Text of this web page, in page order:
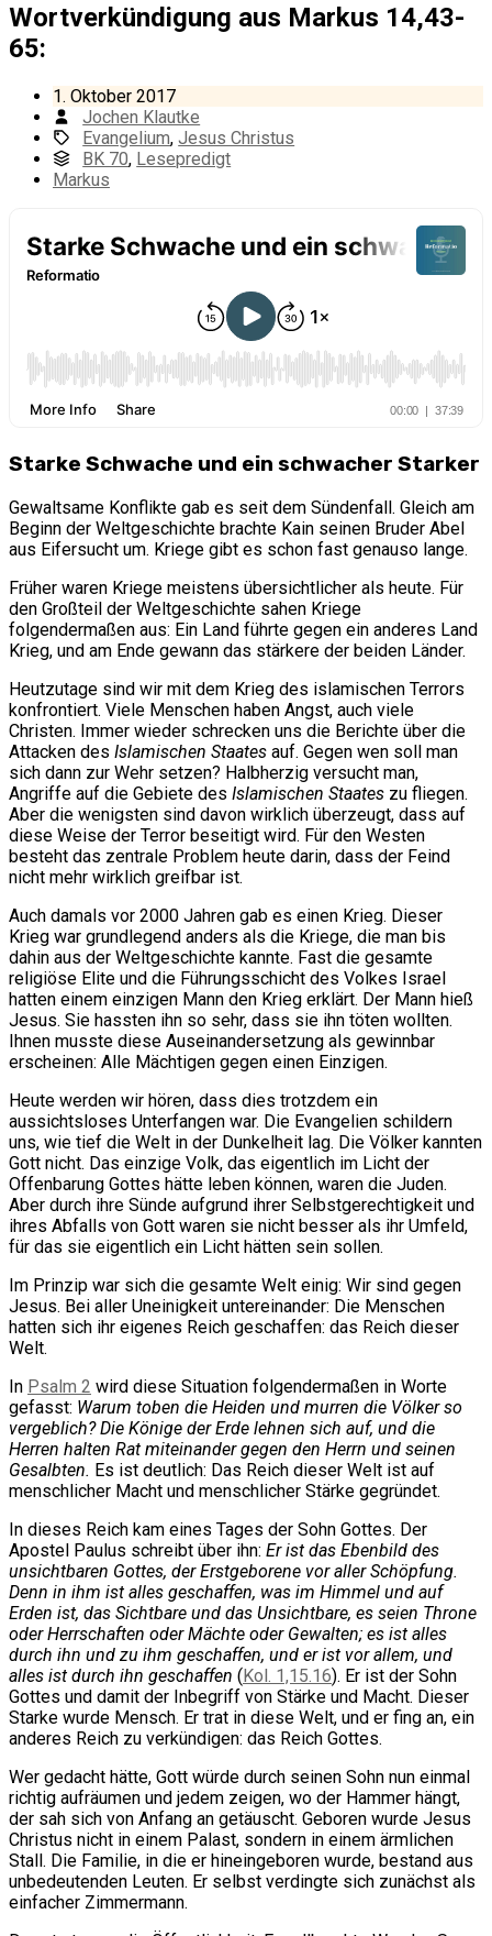
Wortverkündigung aus Markus 14,43-
65:
1. Oktober 2017
Jochen Klautke
Evangelium,Jesus Christus
BK 70, Lesepredigt
Markus
Starke Schwache und ein schwacher Starker
Gewaltsame Konflikte gab es seit dem Sündenfall. Gleich am
Beginn der Weltgeschichte brachte Kain seinen Bruder Abel
aus Eifersucht um. Kriege gibt es schon fast genauso lange.
Früher waren Kriege meistens übersichtlicher als heute. Für
den Großteil der Weltgeschichte sahen Kriege
folgendermaßen aus: Ein Land führte gegen ein anderes Land
Krieg, und am Ende gewann das stärkere der beiden Länder.
Heutzutage sind wir mit dem Krieg des islamischen Terrors
konfrontiert. Viele Menschen haben Angst, auch viele
Christen. Immer wieder schrecken uns die Berichte über die
Attacken des Islamischen Staates auf. Gegen wen soll man
sich dann zur Wehr setzen? Halbherzig versucht man,
Angriffe auf die Gebiete des Islamischen Staates zu fliegen.
Aber die wenigsten sind davon wirklich überzeugt, dass auf
diese Weise der Terror beseitigt wird. Für den Westen
besteht das zentrale Problem heute darin, dass der Feind
nicht mehr wirklich greifbar ist.
Auch damals vor 2000 Jahren gab es einen Krieg. Dieser
Krieg war grundlegend anders als die Kriege, die man bis
dahin aus der Weltgeschichte kannte. Fast die gesamte
religiöse Elite und die Führungsschicht des Volkes Israel
hatten einem einzigen Mann den Krieg erklärt. Der Mann hieß
Jesus. Sie hassten ihn so sehr, dass sie ihn töten wollten.
Ihnen musste diese Auseinandersetzung als gewinnbar
erscheinen: Alle Mächtigen gegen einen Einzigen.
Heute werden wir hören, dass dies trotzdem ein
aussichtsloses Unterfangen war. Die Evangelien schildern
uns, wie tief die Welt in der Dunkelheit lag. Die Völker kannten
Gott nicht. Das einzige Volk, das eigentlich im Licht der
Offenbarung Gottes hätte leben können, waren die Juden.
Aber durch ihre Sünde aufgrund ihrer Selbstgerechtigkeit und
ihres Abfalls von Gott waren sie nicht besser als ihr Umfeld,
für das sie eigentlich ein Licht hätten sein sollen.
Im Prinzip war sich die gesamte Welt einig: Wir sind gegen
Jesus. Bei aller Uneinigkeit untereinander: Die Menschen
hatten sich ihr eigenes Reich geschaffen: das Reich dieser
Welt.
In Psalm 2 wird diese Situation folgendermaßen in Worte
gefasst: Warum toben die Heiden und murren die Völker so
vergeblich? Die Könige der Erde lehnen sich auf, und die
Herren halten Rat miteinander gegen den Herrn und seinen
Gesalbten. Es ist deutlich: Das Reich dieser Welt ist auf
menschlicher Macht und menschlicher Stärke gegründet.
In dieses Reich kam eines Tages der Sohn Gottes. Der
Apostel Paulus schreibt über ihn: Er ist das Ebenbild des
unsichtbaren Gottes, der Erstgeborene vor aller Schöpfung.
Denn in ihm ist alles geschaffen, was im Himmel und auf
Erden ist, das Sichtbare und das Unsichtbare, es seien Throne
oder Herrschaften oder Mächte oder Gewalten; es ist alles
durch ihn und zu ihm geschaffen, und er ist vor allem, und
alles ist durch ihn geschaffen (Kol. 1,15.16). Er ist der Sohn
Gottes und damit der Inbegriff von Stärke und Macht. Dieser
Starke wurde Mensch. Er trat in diese Welt, und er fing an, ein
anderes Reich zu verkündigen: das Reich Gottes.
Wer gedacht hätte, Gott würde durch seinen Sohn nun einmal
richtig aufräumen und jedem zeigen, wo der Hammer hängt,
der sah sich von Anfang an getäuscht. Geboren wurde Jesus
Christus nicht in einem Palast, sondern in einem ärmlichen
Stall. Die Familie, in die er hineingeboren wurde, bestand aus
unbedeutenden Leuten. Er selbst verdingte sich zunächst als
einfacher Zimmermann.